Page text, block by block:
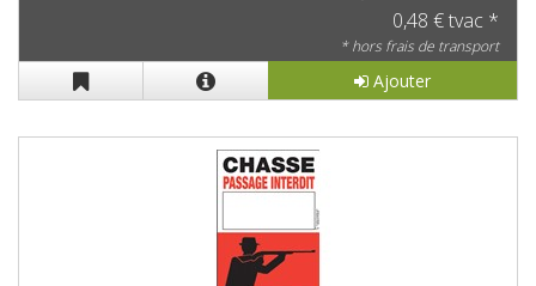
0,48 € tvac *
* hors frais de transport
Ajouter